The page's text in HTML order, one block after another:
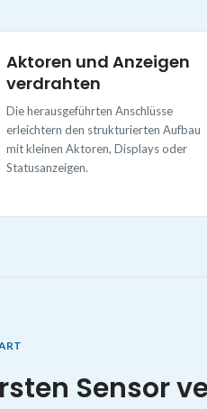
Aktoren und Anzeigen
verdrahten
Die herausgeführten Anschlüsse
erleichtern den strukturierten Aufbau
mit kleinen Aktoren, Displays oder
Statusanzeigen.
Sensor